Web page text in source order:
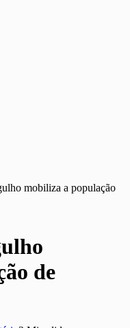
mobiliza a população
de